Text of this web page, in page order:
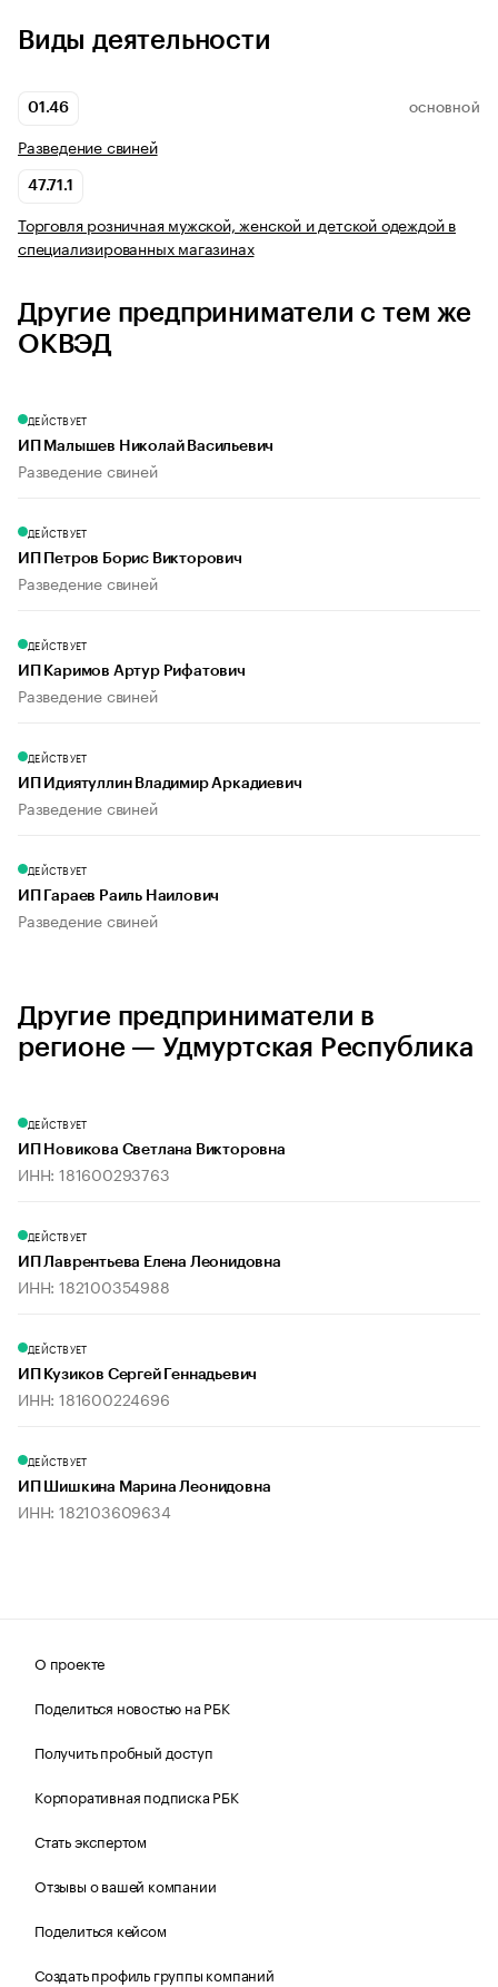
Виды деятельности
01.46 ОСНОВНОЙ
Разведение свиней
47.71.1
Торговля розничная мужской, женской и детской одеждой в
специализированных магазинах
Другие предприниматели с тем же
ОКВЭД
ДЕЙСТВУЕТ
ИП Малышев Николай Васильевич
Разведение свиней
ДЕЙСТВУЕТ
ИП Петров Борис Викторович
Разведение свиней
ДЕЙСТВУЕТ
ИП Каримов Артур Рифатович
Разведение свиней
ДЕЙСТВУЕТ
ИП Идиятуллин Владимир Аркадиевич
Разведение свиней
ДЕЙСТВУЕТ
ИП Гараев Раиль Наилович
Разведение свиней
Другие предприниматели в
регионе — Удмуртская Республика
ДЕЙСТВУЕТ
ИП Новикова Светлана Викторовна
ИНН: 181600293763
ДЕЙСТВУЕТ
ИП Лаврентьева Елена Леонидовна
ИНН: 182100354988
ДЕЙСТВУЕТ
ИП Кузиков Сергей Геннадьевич
ИНН: 181600224696
ДЕЙСТВУЕТ
ИП Шишкина Марина Леонидовна
ИНН: 182103609634
О проекте
Поделиться новостью на РБК
Получить пробный доступ
Корпоративная подписка РБК
Стать экспертом
Отзывы о вашей компании
Поделиться кейсом
Создать профиль группы компаний